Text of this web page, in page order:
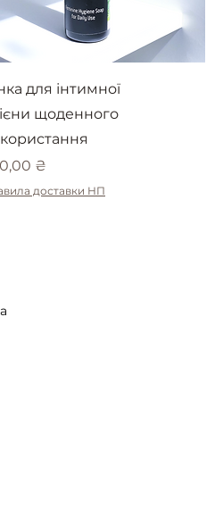
для інтимної
щоденного
₴
доставки НП